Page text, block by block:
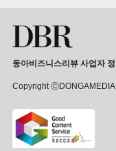
15,000여 건의 DBR 콘텐
동아비즈니스리뷰 사업자
Copyright